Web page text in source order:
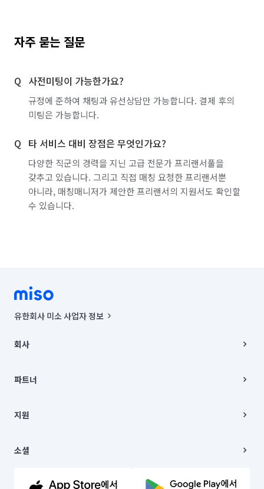
자주 묻는 질문
사전미팅이 가능한가요?
규정에 준하여 채팅과 유선상담만 가능합니다. 결제 후의
미팅은 가능합니다.
타 서비스 대비 장점은 무엇인가요?
다양한 직군의 경력을 지닌 고급 전문가 프리랜서풀을
갖추고 있습니다. 그리고 직접 매칭 요청한 프리랜서뿐
아니라, 매칭매니저가 제안한 프리랜서의 지원서도 확인할
수 있습니다.
유한회사 미소 사업자 정보
00019 |
주소 | 본사: 서울특별시 종로구 율곡로 6(중학동, 트윈트리빌딩) B동 5층
컨택센터 : 서울특별시 종로구 수송동 율곡로 24, 7층, 8층 미소
상품, 상품정보, 거래에 관한 의무와 책임은 거래당사자에게 있습니다.
언론 보도 관련 문의:
© 유한회사 미소. Miso, Inc. All Rights Reserved.
회사
채용
파트너
이사
지원
이용약관
문의하기
소셜
유튜브